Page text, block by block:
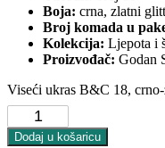
Boja: crna, zlatni
Broj komada u
Kolekcija: Ljepota i
Proizvođač: Godan
Viseći ukras B&C 18,
Dodaj u košaricu